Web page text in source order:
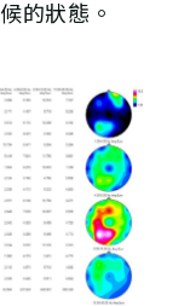
的狀態。